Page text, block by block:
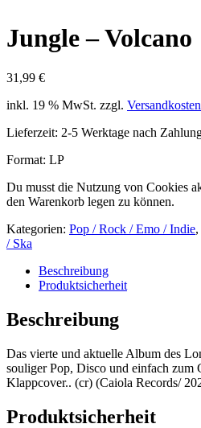
Jungle – Volcano
31,99 €
inkl. 19 % MwSt. zzgl. Versandkosten
Lieferzeit: 2-5 Werktage nach
Format: LP
Du musst die Nutzung von Cookies
den Warenkorb legen zu können.
Kategorien: Pop / Rock / Emo / Indie,
/ Ska
Beschreibung
Produktsicherheit
Beschreibung
Das vierte und aktuelle Album des
souliger Pop, Disco und einfach zum
Klappcover.. (cr) (Caiola Records/
Produktsicherheit